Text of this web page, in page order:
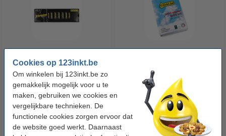
Cookies op 123inkt.be
Om winkelen bij 123inkt.be zo
gemakkelijk mogelijk voor u te
maken, gebruiken we cookies en
vergelijkbare technieken. De
functionele cookies zorgen ervoor dat
de website goed werkt. Daarnaast
123accu Xtreme Power MN1500
Penlite AA batterij 24 stuks
€ 14,95 Incl. 21% btw
500 vellen A4 - 80 g/m²
€ 7,25 Incl. 21% btw